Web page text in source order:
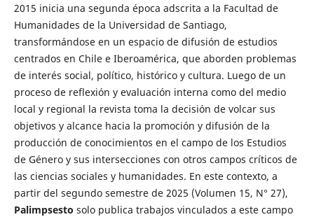
2015 inicia una segunda época adscrita a la Facultad de
Humanidades de la Universidad de Santiago,
transformándose en un espacio de difusión de estudios
centrados en Chile e Iberoamérica, que aborden problemas
de interés social, político, histórico y cultura. Luego de un
proceso de reflexión y evaluación interna como del medio
local y regional la revista toma la decisión de volcar sus
objetivos y alcance hacia la promoción y difusión de la
producción de conocimientos en el campo de los Estudios
de Género y sus intersecciones con otros campos críticos de
las ciencias sociales y humanidades. En este contexto, a
partir del segundo semestre de 2025 (Volumen 15, N° 27),
Palimpsesto solo publica trabajos vinculados a este campo